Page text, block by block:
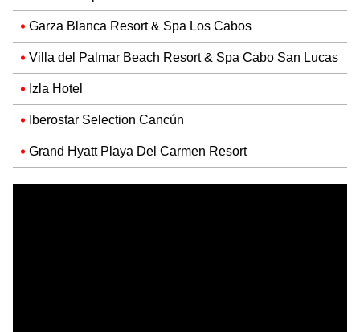
Garza Blanca Resort & Spa Los Cabos
Villa del Palmar Beach Resort & Spa Cabo San Lucas
Izla Hotel
Iberostar Selection Cancún
Grand Hyatt Playa Del Carmen Resort